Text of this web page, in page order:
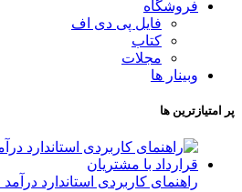
فروشگاه
فایل پی دی اف
کتاب
مجلات
وبینار ها
پر امتیازترین ها
راهنمای کاربردی استاندارد